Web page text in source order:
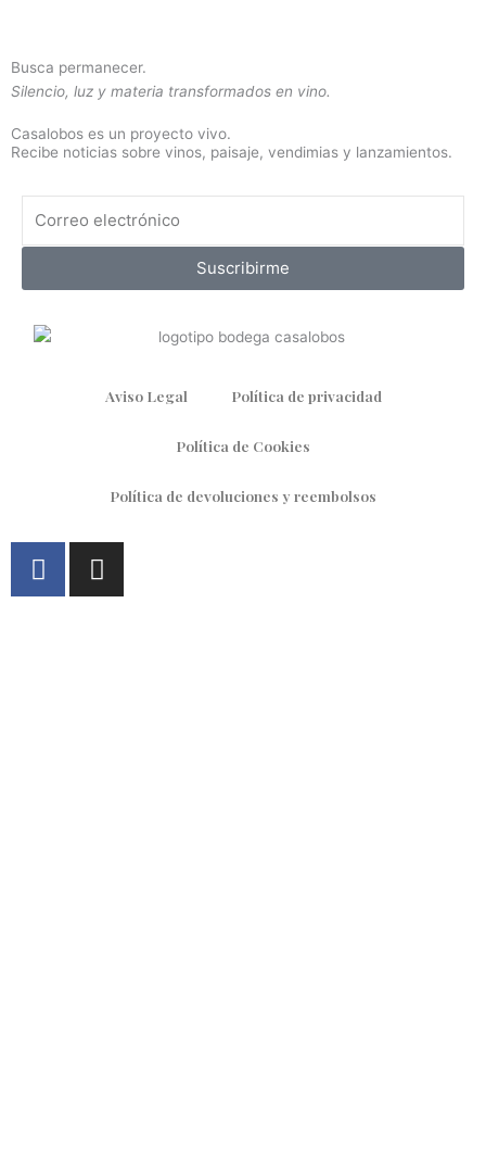
Busca permanecer.
Silencio, luz y materia transformados en vino.
Casalobos es un proyecto vivo.
Recibe noticias sobre vinos, paisaje, vendimias y lanzamientos.
electrónico
Suscribirme
Aviso Legal Política de privacidad
Política de Cookies
Política de devoluciones y reembolsos
F
a
I
n